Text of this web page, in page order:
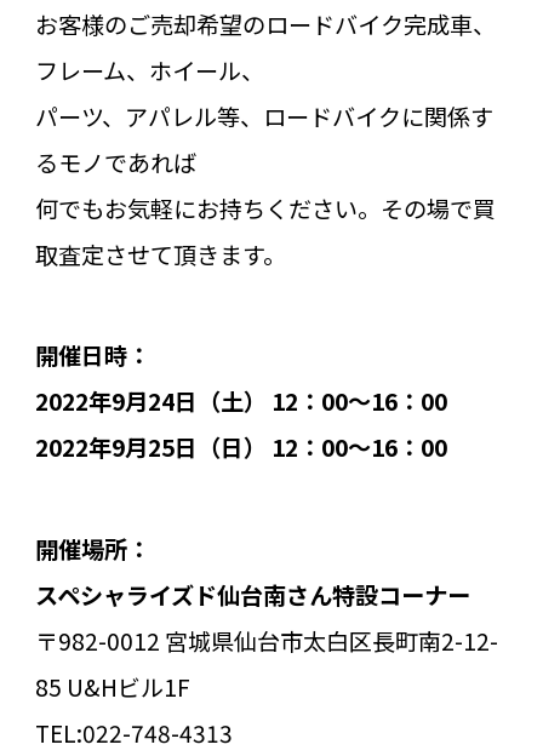
お客様のご売却希望のロードバイク完成車、
フレーム、ホイール、
パーツ、アパレル等、ロードバイクに関係す
るモノであれば
何でもお気軽にお持ちください。その場で買
取査定させて頂きます。
開催日時：
2022年9月24日（土） 12：00～16：00
2022年9月25日（日） 12：00～16：00
開催場所：
スペシャライズド仙台南さん特設コーナー
〒982-0012 宮城県仙台市太白区長町南2-12-
85 U&Hビル1F
TEL:022-748-4313